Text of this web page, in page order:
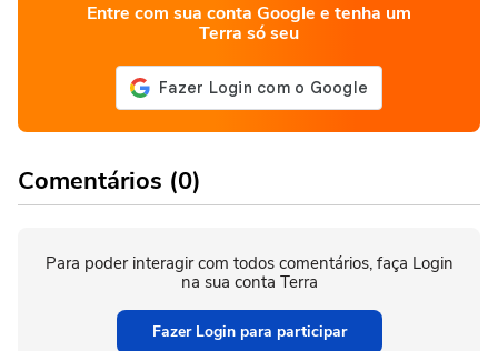
Entre com sua conta Google e tenha um
Terra só seu
Comentários (0)
Para poder interagir com todos comentários, faça Login
na sua conta Terra
Fazer Login para participar